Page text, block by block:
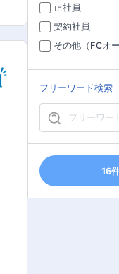
正社員
契約社員
その他（FCオ
フリーワード検索
16